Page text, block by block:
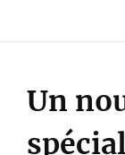
Un